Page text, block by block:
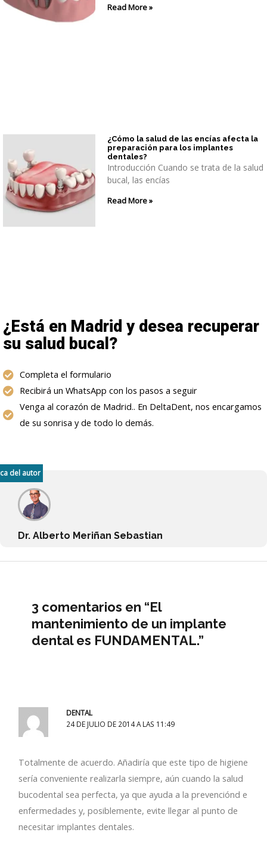
Read More »
¿Cómo la salud de las encías afecta la
preparación para los implantes
dentales?
Introducción Cuando se trata de la salud
bucal, las encías
Read More »
¿Está en Madrid y desea recuperar
su salud bucal?
Completa el formulario
Recibirá un WhatsApp con los pasos a seguir
Venga al corazón de Madrid.. En DeltaDent, nos encargamos
de su sonrisa y de todo lo demás.
del autor
Dr. Alberto Meriñan Sebastian
3 comentarios en “El
mantenimiento de un implante
dental es FUNDAMENTAL.”
DENTAL
24 DE JULIO DE 2014 A LAS 11:49
Totalmente de acuerdo. Añadiría que este tipo de higiene
sería conveniente realizarla siempre, aún cuando la salud
bucodental sea perfecta, ya que ayuda a la prevenciónd e
enfermedades y, posiblemente, evite llegar al punto de
necesitar implantes dentales.